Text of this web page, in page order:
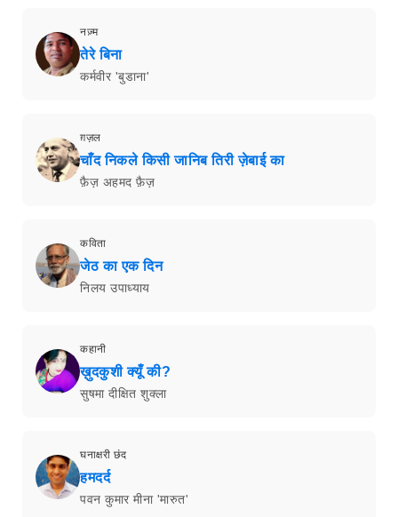
नज़्म
तेरे बिना
कर्मवीर 'बुडाना'
ग़ज़ल
चाँद निकले किसी जानिब तिरी ज़ेबाई का
फ़ैज़ अहमद फ़ैज़
कविता
जेठ का एक दिन
निलय उपाध्याय
कहानी
ख़ुदकुशी क्यूँ की?
सुषमा दीक्षित शुक्ला
घनाक्षरी छंद
हमदर्द
पवन कुमार मीना 'मारुत'